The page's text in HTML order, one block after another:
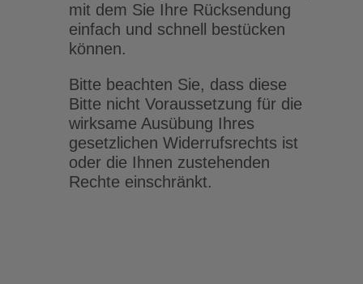
mit dem Sie Ihre Rücksendung
einfach und schnell bestücken
können.
Bitte beachten Sie, dass diese
Bitte nicht Voraussetzung für die
wirksame Ausübung Ihres
gesetzlichen Widerrufsrechts ist
oder die Ihnen zustehenden
Rechte einschränkt.